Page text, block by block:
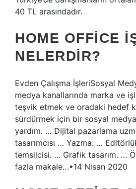
40 TL arasındadır.
HOME OFFICE
NELERDIR?
Evden Çalışma İşleriSosyal
medya kanallarında marka ve
teşvik etmek ve oradaki hedef
sürdürmek için bir sosyal
yardım. … Dijital pazarlama
tasarımcısı … Yazma. …
temsilcisi. … Grafik tasarım. …
fazla makale…•14 Nisan 2020